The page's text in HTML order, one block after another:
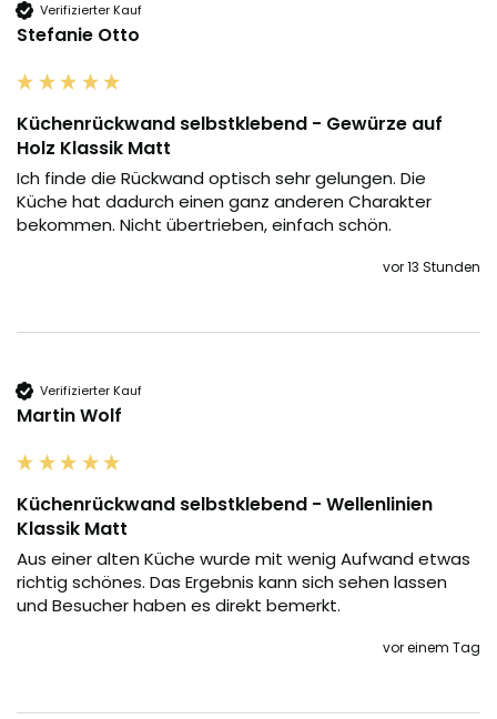
Verifizierter Kauf
Stefanie Otto
Küchenrückwand selbstklebend - Gewürze auf
Holz Klassik Matt
Ich finde die Rückwand optisch sehr gelungen. Die
Küche hat dadurch einen ganz anderen Charakter
bekommen. Nicht übertrieben, einfach schön.
vor 13 Stunden
Verifizierter Kauf
Martin Wolf
Küchenrückwand selbstklebend - Wellenlinien
Klassik Matt
Aus einer alten Küche wurde mit wenig Aufwand etwas
richtig schönes. Das Ergebnis kann sich sehen lassen
und Besucher haben es direkt bemerkt.
vor einem Tag